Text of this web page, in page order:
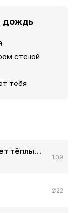
дождь
стеной
тебя
Летний вечер тихо дует тёплый ветер
1:09
2:22